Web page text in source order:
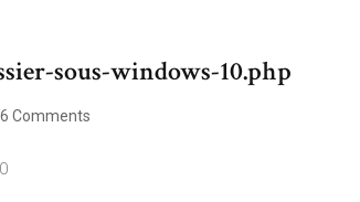
sous-windows-10.php
6 Comments